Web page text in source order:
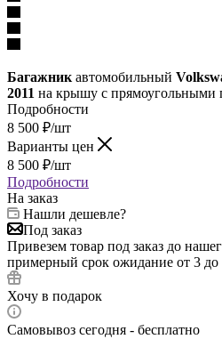
Багажник автомобильный
2011 на крышу с прямоугольными
Подробности
8 500 ₽/шт
Варианты цен
8 500 ₽/шт
Подробности
На заказ
Нашли дешевле?
Под заказ
Привезем товар под заказ до
примерный срок ожидание от 3 до
Хочу в подарок
Самовывоз сегодня - бесплатно